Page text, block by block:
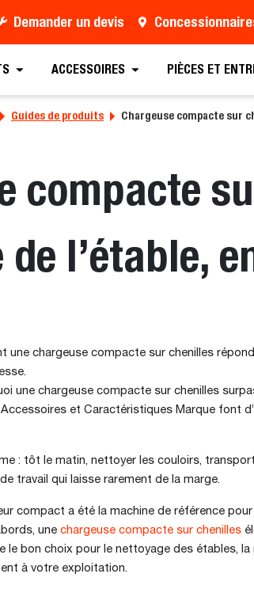
Demander un devis
ACCESSOIRES PIÈCES ET
Guides de produits Chargeuse compacte sur
compacte
de l’étable,
une chargeuse compacte sur chenilles
une chargeuse compacte sur chenilles
et Caractéristiques Marque font
: tôt le matin, nettoyer les couloirs,
travail qui laisse rarement de la marge.
compact a été la machine de référence
une chargeuse compacte sur chenilles
bon choix pour le nettoyage des étables,
à votre exploitation.